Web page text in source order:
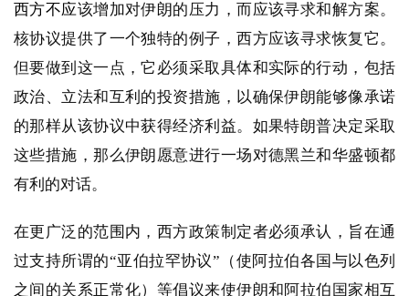
西方不应该增加对伊朗的压力，而应该寻求和解方案。
核协议提供了一个独特的例子，西方应该寻求恢复它。
但要做到这一点，它必须采取具体和实际的行动，包括
政治、立法和互利的投资措施，以确保伊朗能够像承诺
的那样从该协议中获得经济利益。如果特朗普决定采取
这些措施，那么伊朗愿意进行一场对德黑兰和华盛顿都
有利的对话。
在更广泛的范围内，西方政策制定者必须承认，旨在通
过支持所谓的“亚伯拉罕协议”（使阿拉伯各国与以色列
之间的关系正常化）等倡议来使伊朗和阿拉伯国家相互